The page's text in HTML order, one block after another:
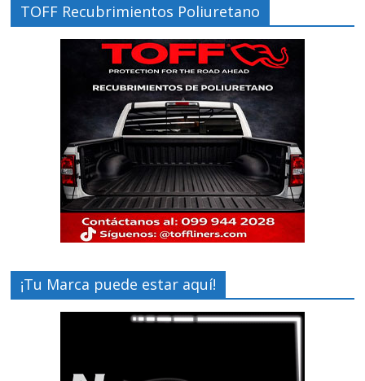
TOFF Recubrimientos Poliuretano
¡Tu Marca puede estar aquí!